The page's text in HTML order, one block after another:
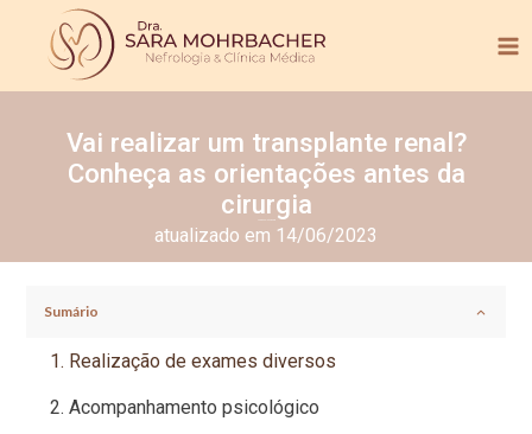
Vai realizar um transplante renal?
Conheça as orientações antes da
cirurgia
atualizado em 14/06/2023
Sumário
Realização de exames diversos
Acompanhamento psicológico